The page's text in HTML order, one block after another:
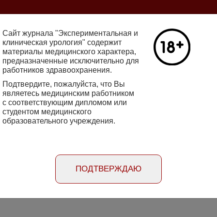
2712-8571 10.29188/2222-8543
- основатель НИИ
исследования в НИИ
Подробнее
Номер №2,
клинической
i klinicheskaya urologiya
для авторов
рекламодателей
Сайт журнала "Экспериментальная и
клиническая урология" содержит
материалы медицинского характера,
предназначенные исключительно для
работников здравоохранения.
Подтвердите, пожалуйста, что Вы
являетесь медицинским работником
с соответствующим дипломом или
студентом медицинского
образовательного учреждения.
ПОДТВЕРЖДАЮ